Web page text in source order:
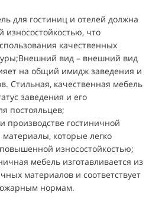
для гостиниц и отелей должна
что
качественных
вид – внешний вид
на общий имидж заведения и
Стильная, качественная мебель
заведения и его
постояльцев;
производстве гостиничной
которые легко
износостойкостью;
мебель изготавливается из
материалов и соответствует
нормам.